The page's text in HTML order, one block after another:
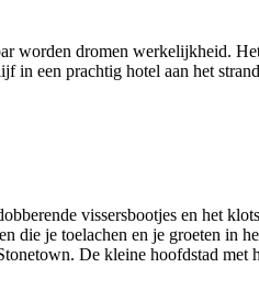
worden dromen werkelijkheid.
in een prachtig hotel aan het
vissersbootjes en het
die je toelachen en je groeten in
De kleine hoofdstad met